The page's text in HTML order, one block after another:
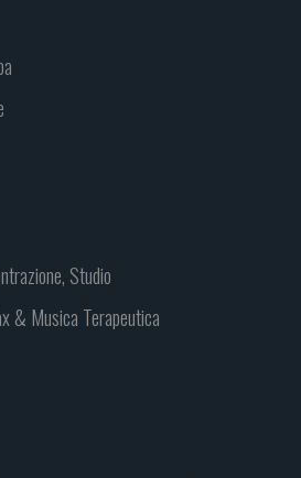
Studio
& Musica Terapeutica